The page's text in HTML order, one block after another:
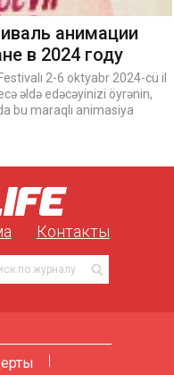
анимации
в 2024 году
2-6 oktyabr 2024-cü il
əldə edəcəyinizi öyrənin,
bu maraqlı animasiya
Контакты